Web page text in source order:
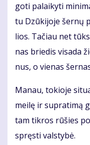
go­ti pa­lai­ky­ti
tu Dzū­ki­jo­je šer­nų
lios. Ta­čiau net
nas brie­dis vi­sa­da
nus, o vie­nas
Ma­nau, to­kio­je
mei­lę ir su­pra­ti­mą
tam tik­ros rū­šies
spręs­ti vals­ty­bė.